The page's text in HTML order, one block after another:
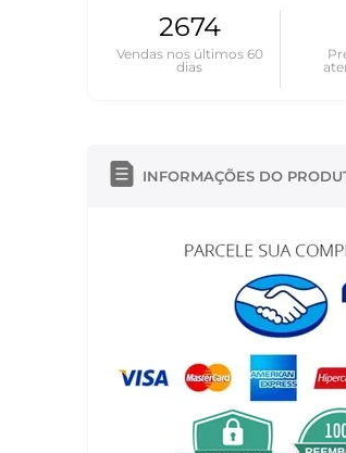
2674
Vendas nos últimos 60
dias
INFORMAÇÕES DO